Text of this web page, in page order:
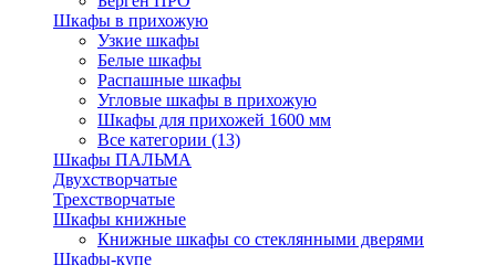
Шкафы в прихожую
Узкие шкафы
Белые шкафы
Распашные шкафы
Угловые шкафы в прихожую
Шкафы для прихожей 1600 мм
Все категории (13)
Шкафы ПАЛЬМА
Двухстворчатые
Трехстворчатые
Шкафы книжные
Книжные шкафы со стеклянными дверями
Шкафы-купе